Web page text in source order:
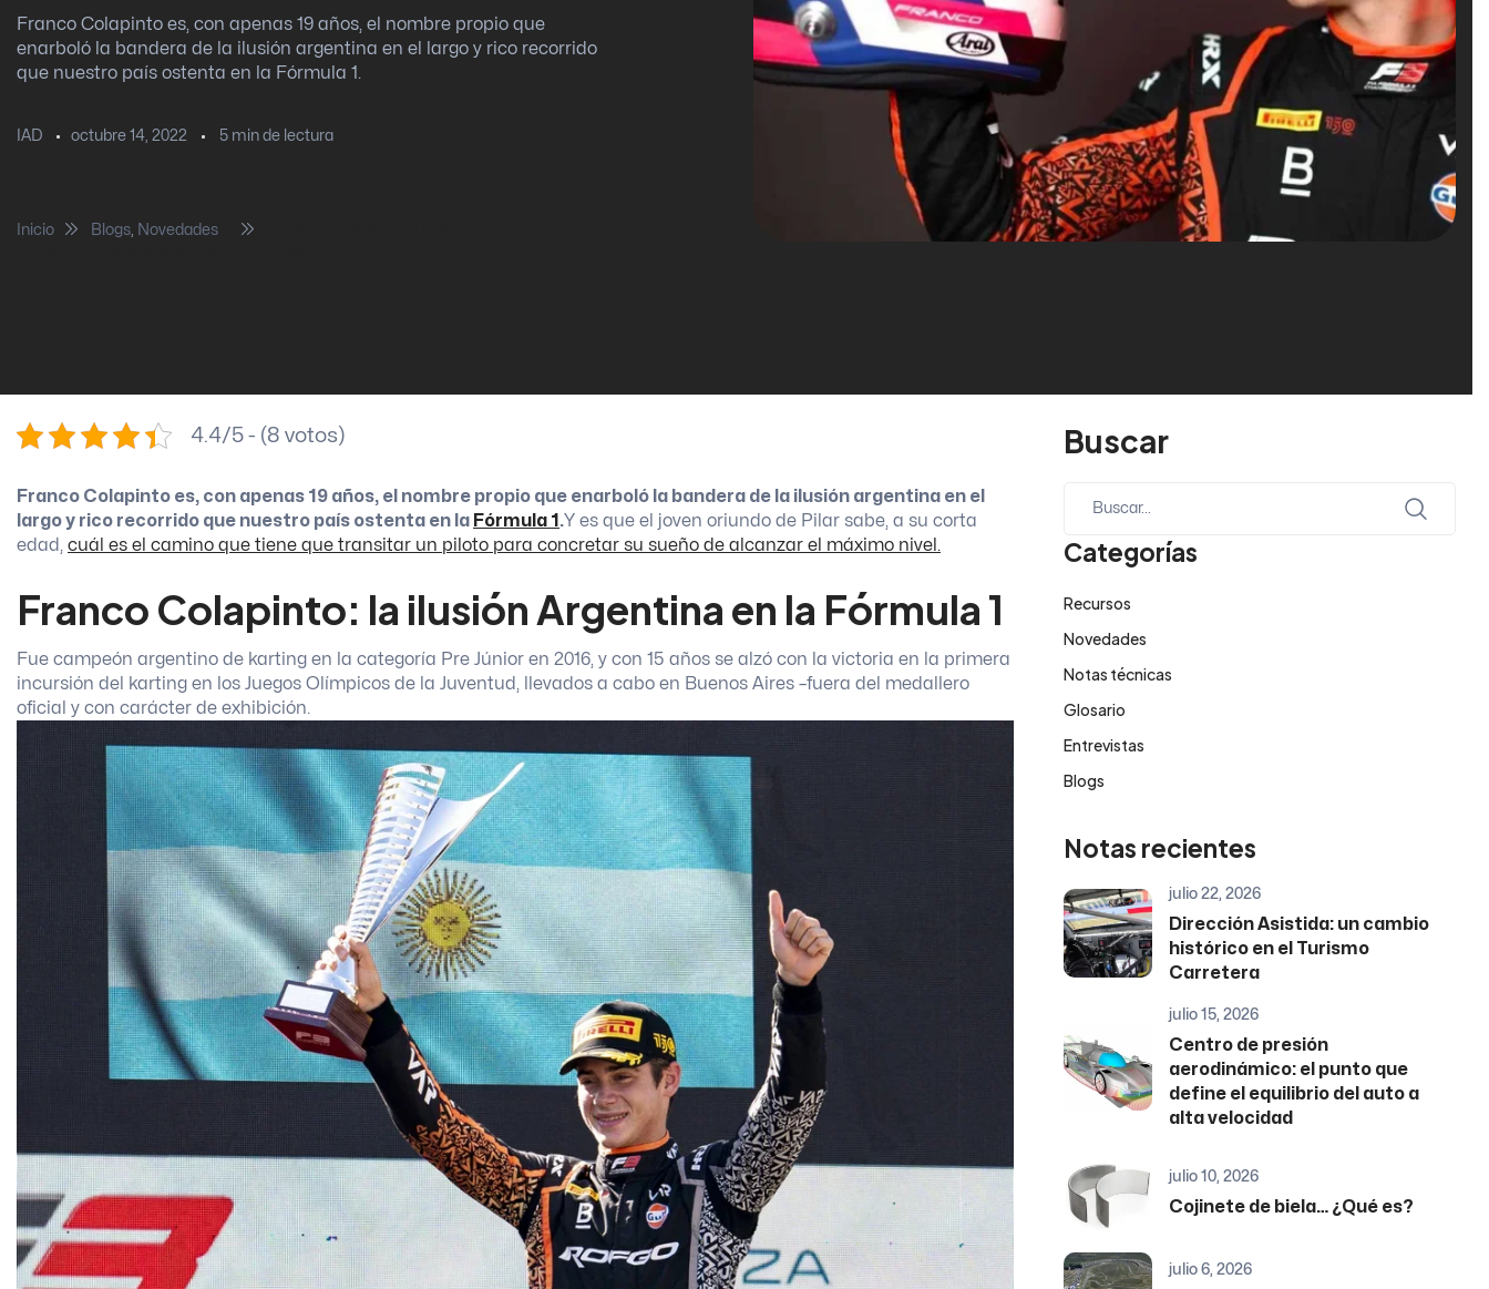
Franco Colapinto es, con apenas 19 años, el nombre propio que
enarboló la bandera de la ilusión argentina en el largo y rico recorrido
que nuestro país ostenta en la Fórmula 1.
IAD octubre 14, 2022 5 min de lectura
Inicio Blogs Novedades
4.4/5 - (8 votos)
Franco Colapinto es, con apenas 19 años, el nombre propio que enarboló la bandera de la ilusión argentina en el
largo y rico recorrido que nuestro país ostenta en la Fórmula 1 .Y es que el joven oriundo de Pilar sabe, a su corta
edad, cuál es el camino que tiene que transitar un piloto para concretar su sueño de alcanzar el máximo nivel.
Franco Colapinto: la ilusión Argentina en la Fórmula 1
Fue campeón argentino de karting en la categoría Pre Júnior en 2016, y con 15 años se alzó con la victoria en la primera
incursión del karting en los Juegos Olímpicos de la Juventud, llevados a cabo en Buenos Aires –fuera del medallero
oficial y con carácter de exhibición.
Buscar
Categorías
Recursos
Novedades
Notas técnicas
Glosario
Entrevistas
Blogs
Notas recientes
julio 22, 2026
Dirección Asistida: un cambio
histórico en el Turismo
Carretera
julio 15, 2026
Centro de presión
aerodinámico: el punto que
define el equilibrio del auto a
alta velocidad
julio 10, 2026
Cojinete de biela… ¿Qué es?
julio 6, 2026